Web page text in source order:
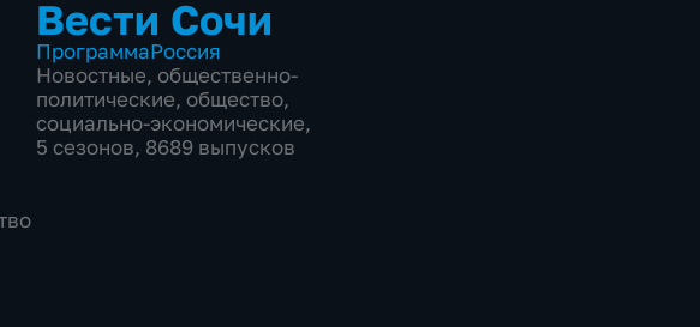
Вести Сочи
ПрограммаРоссия
Новостные, общественно-
политические, общество,
социально-экономические,
5 сезонов, 8689 выпусков